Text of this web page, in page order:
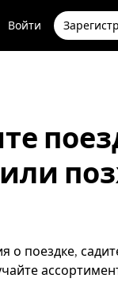
Войти
о поездке,